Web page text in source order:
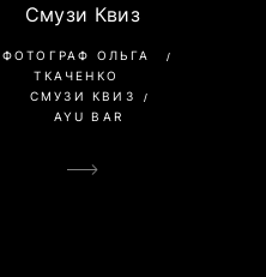
Смузи Квиз
ФОТОГРАФ ОЛЬГА
ТКАЧЕНКО
СМУЗИ КВИЗ
AYU BAR